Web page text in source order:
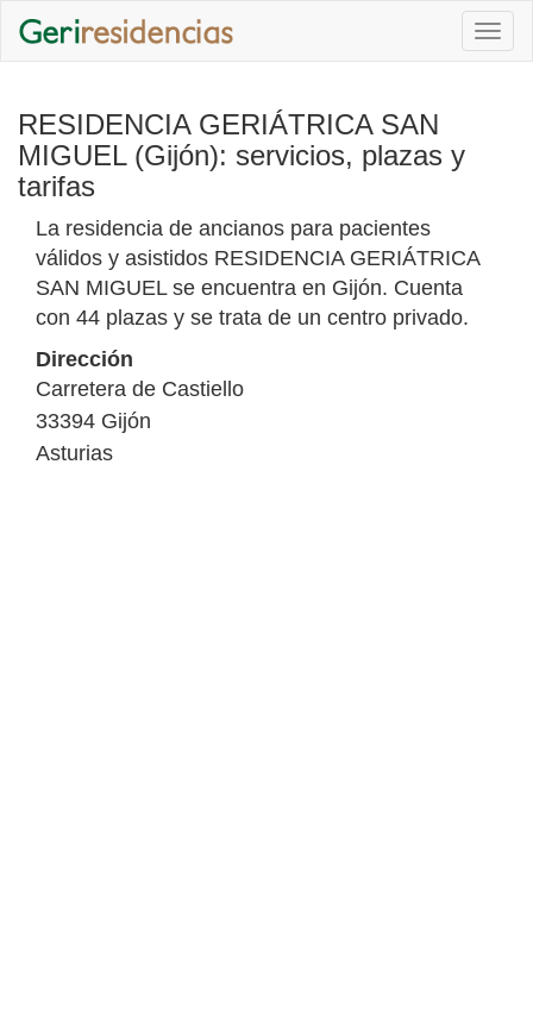
RESIDENCIA GERIÁTRICA SAN
MIGUEL (Gijón): servicios, plazas y
tarifas
La residencia de ancianos para pacientes
válidos y asistidos RESIDENCIA GERIÁTRICA
SAN MIGUEL se encuentra en Gijón. Cuenta
con 44 plazas y se trata de un centro privado.
Dirección
Carretera de Castiello
33394 Gijón
Asturias